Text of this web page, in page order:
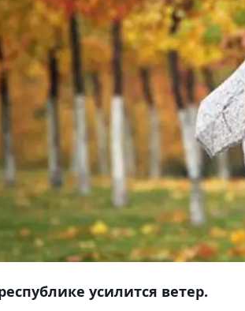
усилится ветер.